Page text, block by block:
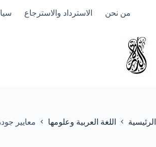
من نحن الاسترداد والاسترجاع
الرئيسية اللغة العربية وعلومها معايير